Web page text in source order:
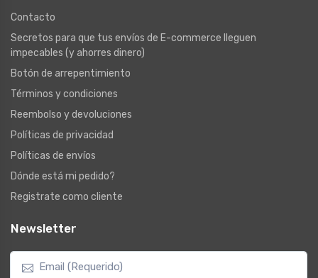
Contacto
Secretos para que tus envíos de E-commerce lleguen
impecables (y ahorres dinero)
Botón de arrepentimiento
Términos y condiciones
Reembolso y devoluciones
Políticas de privacidad
Políticas de envíos
Dónde está mi pedido?
Registrate como cliente
Newsletter